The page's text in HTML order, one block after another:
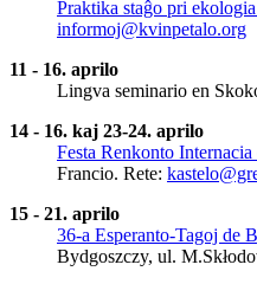
Praktika staĝo pri
informoj@kvinpetalo.org
11 - 16. aprilo
Lingva seminario en
14 - 16. kaj 23-24. aprilo
Festa Renkonto
Francio. Rete:
15 - 21. aprilo
36-a Esperanto-Tagoj de
Bydgoszczy, ul.